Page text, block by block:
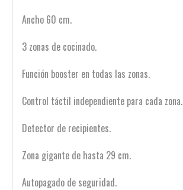
Ancho 60 cm.
3 zonas de cocinado.
Función booster en todas las zonas.
Control táctil independiente para cada zona.
Detector de recipientes.
Zona gigante de hasta 29 cm.
Autopagado de seguridad.